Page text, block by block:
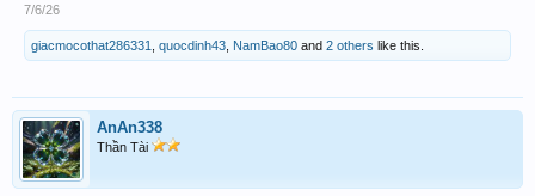
7/6/26
giacmocothat286331 quocdinh43 NamBao80 and 2 others like this.
AnAn338
Thần Tài